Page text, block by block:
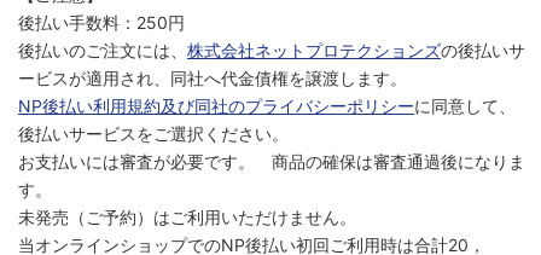
後払い手数料：250円
後払いのご注文には、 株式会社ネットプロテクションズの後払いサ
ービスが適用され、同社へ代金債権を譲渡します。
NP後払い利用規約及び同社のプライバシーポリシーに同意して、
後払いサービスをご選択ください。
お支払いには審査が必要です。 商品の確保は審査通過後になりま
す。
未発売（ご予約）はご利用いただけません。
当オンラインショップでのNP後払い初回ご利用時は合計20，